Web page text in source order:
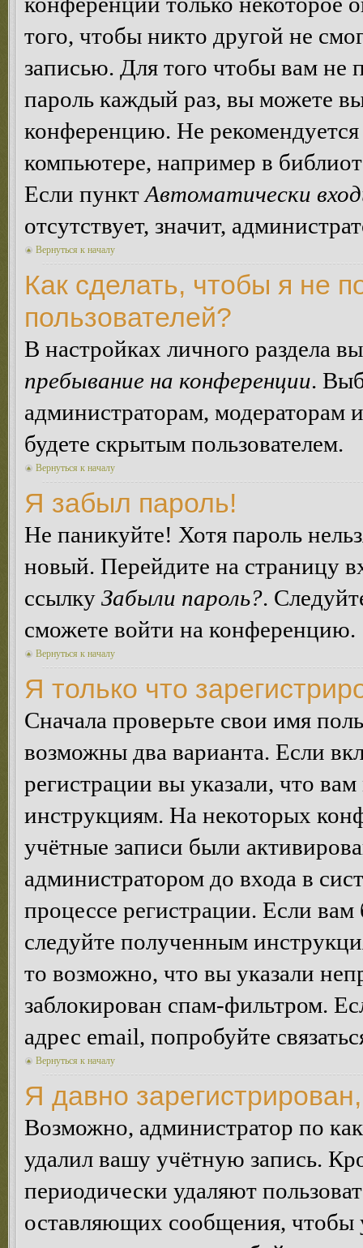
того, чтобы никто другой не
записью. Для того чтобы вам не
пароль каждый раз, вы можете
конференцию. Не
компьютере, например в
Если пункт Автоматически
отсутствует, значит,
Вернуться к началу
Как сделать, чтобы я не
пользователей?
В настройках личного раздела
пребывание на конференции.
администраторам, модераторам
будете скрытым пользователем.
Вернуться к началу
Я забыл пароль!
Не паникуйте! Хотя пароль
новый. Перейдите на страницу
ссылку Забыли пароль?.
сможете войти на конференцию.
Вернуться к началу
Я только что
Сначала проверьте свои имя
возможны два варианта. Если
регистрации вы указали, что
инструкциям. На некоторых
учётные записи были
администратором до входа в
процессе регистрации. Если
следуйте полученным
то возможно, что вы указали
заблокирован спам-фильтром.
адрес email, попробуйте
Вернуться к началу
Я давно
Возможно, администратор по
удалил вашу учётную запись.
периодически удаляют
оставляющих сообщения, чтобы